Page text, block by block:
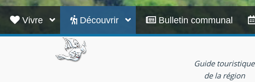
Vivre Découvrir Bulletin communal
Guide touristique
de la région